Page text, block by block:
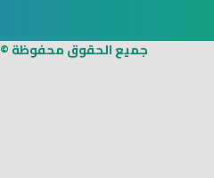
جميع الحقوق محفوظة © 2007 لجامعه الفيوم